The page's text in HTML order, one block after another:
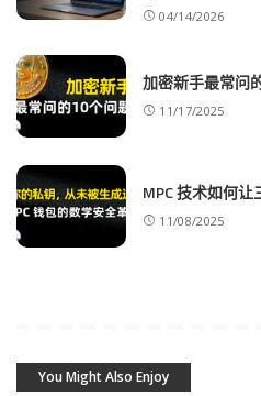
04/14/2026
加密新手最常问
11/17/2025
MPC 技术如何
11/08/2025
You Might Also Enjoy